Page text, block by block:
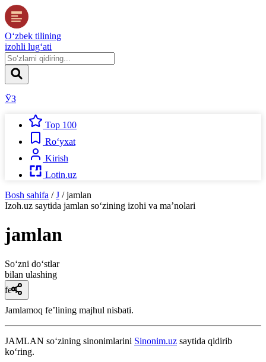
O‘zbek tilining
izohli lug‘ati
ЎЗ
Top 100
Ro‘yxat
Kirish
Lotin.uz
Bosh sahifa / J / jamlan
Izoh.uz saytida jamlan so‘zining izohi va ma’nolari
jamlan
So‘zni do‘stlar
bilan ulashing
fe’l
Jamlamoq feʼlining majhul nisbati.
JAMLAN so‘zining sinonimlarini Sinonim.uz saytida qidirib
ko‘ring.